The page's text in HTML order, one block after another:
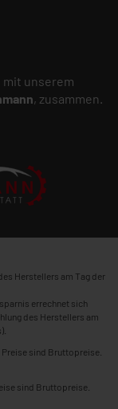
unserem
, zusammen.
Herstellers am Tag der
errechnet sich
des Herstellers am
sind Bruttopreise.
sind Bruttopreise.